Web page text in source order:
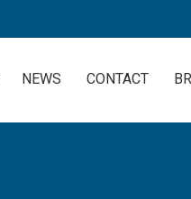
NEWS CONTACT